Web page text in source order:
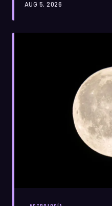
se repiten en tu vida y qué
AUG 5, 2026